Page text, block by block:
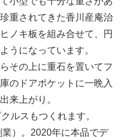
重されてきた香川産庵治
ノキ板を組み合せて、円
うになっています。
その上に重石を置いてフ
のドアポケットに一晩入
来上がり。
ルスもつくれます。
）。2020年に本品でデ